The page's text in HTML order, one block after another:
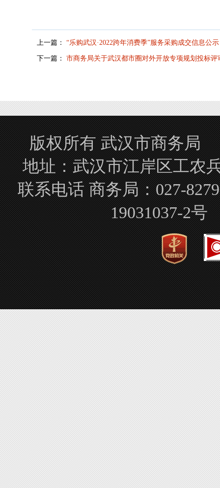
上一篇： “乐购武汉·2022跨年消费季”服务采购成交信息公示
下一篇： 市商务局关于武汉都市圈对外开放专项规划投标评
版权所有 武汉市商务局
地址：武汉市江岸区工
联系电话 商务局：027-
19031037-2号